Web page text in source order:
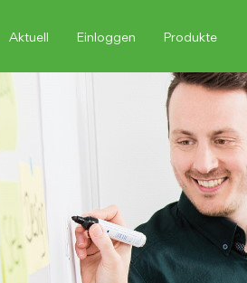
Aktuell Einloggen Produkte